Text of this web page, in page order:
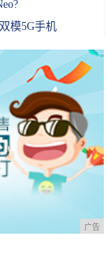
模5G手机
广告